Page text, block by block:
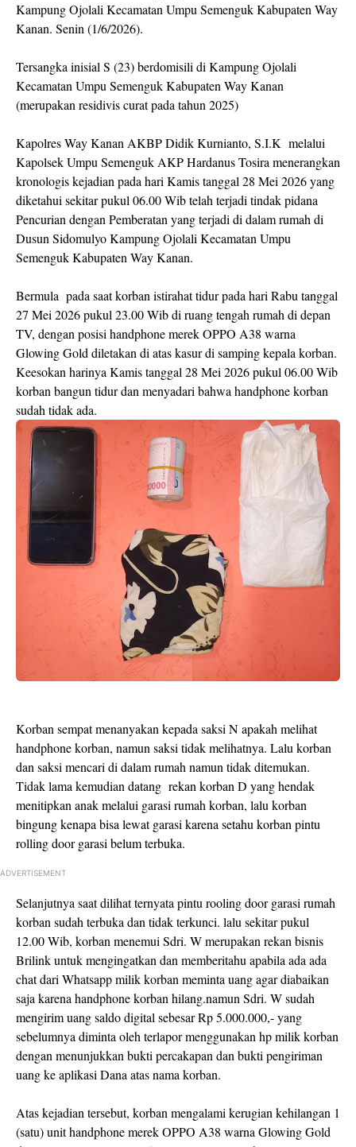
Kampung Ojolali Kecamatan Umpu Semenguk Kabupaten Way
Kanan. Senin (1/6/2026).
Tersangka inisial S (23) berdomisili di Kampung Ojolali
Kecamatan Umpu Semenguk Kabupaten Way Kanan
(merupakan residivis curat pada tahun 2025)
Kapolres Way Kanan AKBP Didik Kurnianto, S.I.K melalui
Kapolsek Umpu Semenguk AKP Hardanus Tosira menerangkan
kronologis kejadian pada hari Kamis tanggal 28 Mei 2026 yang
diketahui sekitar pukul 06.00 Wib telah terjadi tindak pidana
Pencurian dengan Pemberatan yang terjadi di dalam rumah di
Dusun Sidomulyo Kampung Ojolali Kecamatan Umpu
Semenguk Kabupaten Way Kanan.
Bermula pada saat korban istirahat tidur pada hari Rabu tanggal
27 Mei 2026 pukul 23.00 Wib di ruang tengah rumah di depan
TV, dengan posisi handphone merek OPPO A38 warna
Glowing Gold diletakan di atas kasur di samping kepala korban.
Keesokan harinya Kamis tanggal 28 Mei 2026 pukul 06.00 Wib
korban bangun tidur dan menyadari bahwa handphone korban
sudah tidak ada.
Korban sempat menanyakan kepada saksi N apakah melihat
handphone korban, namun saksi tidak melihatnya. Lalu korban
dan saksi mencari di dalam rumah namun tidak ditemukan.
Tidak lama kemudian datang rekan korban D yang hendak
menitipkan anak melalui garasi rumah korban, lalu korban
bingung kenapa bisa lewat garasi karena setahu korban pintu
rolling door garasi belum terbuka.
ADVERTISEMENT
Selanjutnya saat dilihat ternyata pintu rooling door garasi rumah
korban sudah terbuka dan tidak terkunci. lalu sekitar pukul
12.00 Wib, korban menemui Sdri. W merupakan rekan bisnis
Brilink untuk mengingatkan dan memberitahu apabila ada ada
chat dari Whatsapp milik korban meminta uang agar diabaikan
saja karena handphone korban hilang.namun Sdri. W sudah
mengirim uang saldo digital sebesar Rp 5.000.000,- yang
sebelumnya diminta oleh terlapor menggunakan hp milik korban
dengan menunjukkan bukti percakapan dan bukti pengiriman
uang ke aplikasi Dana atas nama korban.
Atas kejadian tersebut, korban mengalami kerugian kehilangan 1
(satu) unit handphone merek OPPO A38 warna Glowing Gold